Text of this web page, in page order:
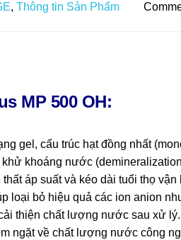
, Thông tin Sản Phẩm
MP 500 OH:
gel, cấu trúc hạt đồng nhất
khoáng nước
áp suất và kéo dài tuổi thọ vận
loại bỏ hiệu quả các ion anion
thiện chất lượng nước sau xử
ngặt về chất lượng nước công